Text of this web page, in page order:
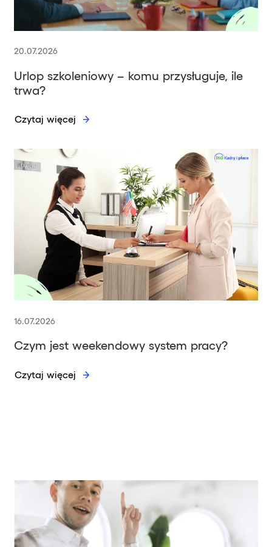
20.07.2026
Urlop szkoleniowy – komu przysługuje, ile
trwa?
Czytaj więcej
16.07.2026
Czym jest weekendowy system pracy?
Czytaj więcej